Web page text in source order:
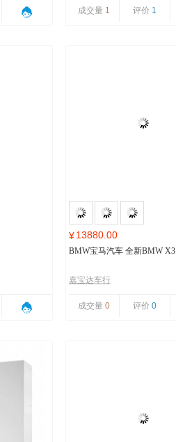
成交量 1 评价 1
¥13880.00
BMW宝马汽车 全新BMW
嘉宝达车行
成交量 0 评价 0